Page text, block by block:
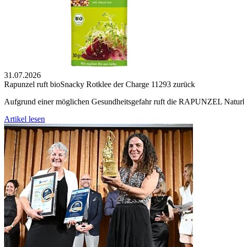
31.07.2026
Rapunzel ruft bioSnacky Rotklee der Charge 11293 zurück
Aufgrund einer möglichen Gesundheitsgefahr ruft die RAPUNZEL
Artikel lesen